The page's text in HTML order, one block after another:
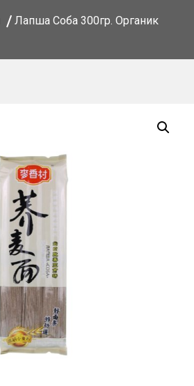
Лапша Соба 300гр. Органик